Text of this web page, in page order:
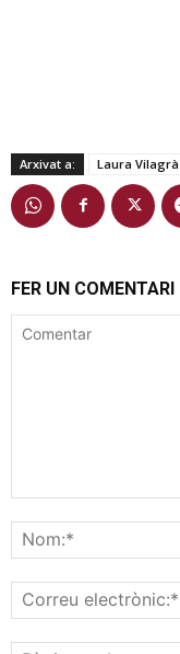
Arxivat a: Laura Vilagrà
FER UN COMENTARI